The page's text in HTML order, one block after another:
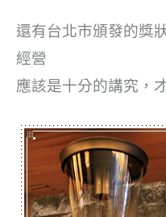
還有台北市頒發的獎
經營
應該是十分的講究，